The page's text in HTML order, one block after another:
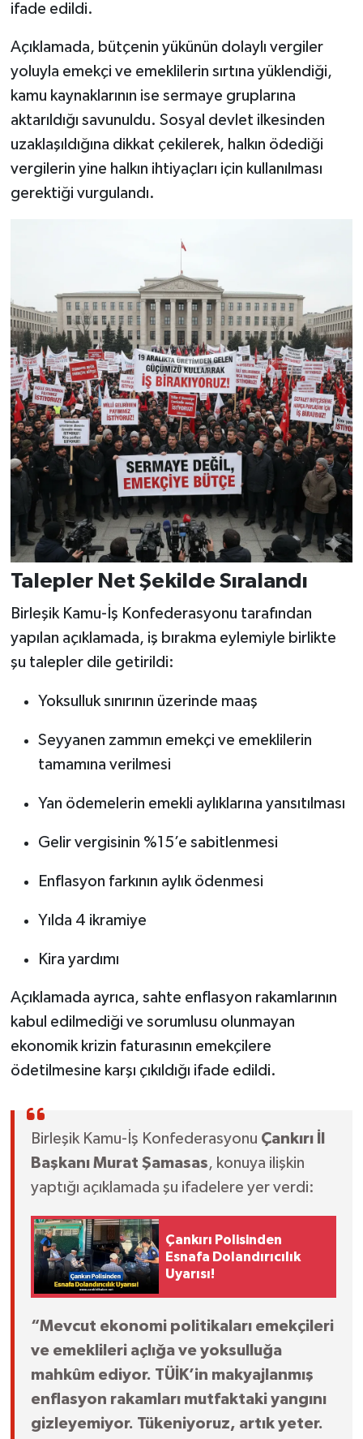
ifade edildi.
Açıklamada, bütçenin yükünün dolaylı vergiler
yoluyla emekçi ve emeklilerin sırtına yüklendiği,
kamu kaynaklarının ise sermaye gruplarına
aktarıldığı savunuldu. Sosyal devlet ilkesinden
uzaklaşıldığına dikkat çekilerek, halkın ödediği
vergilerin yine halkın ihtiyaçları için kullanılması
gerektiği vurgulandı.
Talepler Net Şekilde Sıralandı
Birleşik Kamu-İş Konfederasyonu tarafından
yapılan açıklamada, iş bırakma eylemiyle birlikte
şu talepler dile getirildi:
Yoksulluk sınırının üzerinde maaş
Seyyanen zammın emekçi ve emeklilerin
tamamına verilmesi
Yan ödemelerin emekli aylıklarına yansıtılması
Gelir vergisinin %15’e sabitlenmesi
Enflasyon farkının aylık ödenmesi
Yılda 4 ikramiye
Kira yardımı
Açıklamada ayrıca, sahte enflasyon rakamlarının
kabul edilmediği ve sorumlusu olunmayan
ekonomik krizin faturasının emekçilere
ödetilmesine karşı çıkıldığı ifade edildi.
Birleşik Kamu-İş Konfederasyonu Çankırı İl
Başkanı Murat Şamasas, konuya ilişkin
yaptığı açıklamada şu ifadelere yer verdi:
Çankırı Polisinden
Esnafa Dolandırıcılık
Uyarısı!
“Mevcut ekonomi politikaları emekçileri
ve emeklileri açlığa ve yoksulluğa
mahkûm ediyor. TÜİK’in makyajlanmış
enflasyon rakamları mutfaktaki yangını
gizleyemiyor. Tükeniyoruz, artık yeter.